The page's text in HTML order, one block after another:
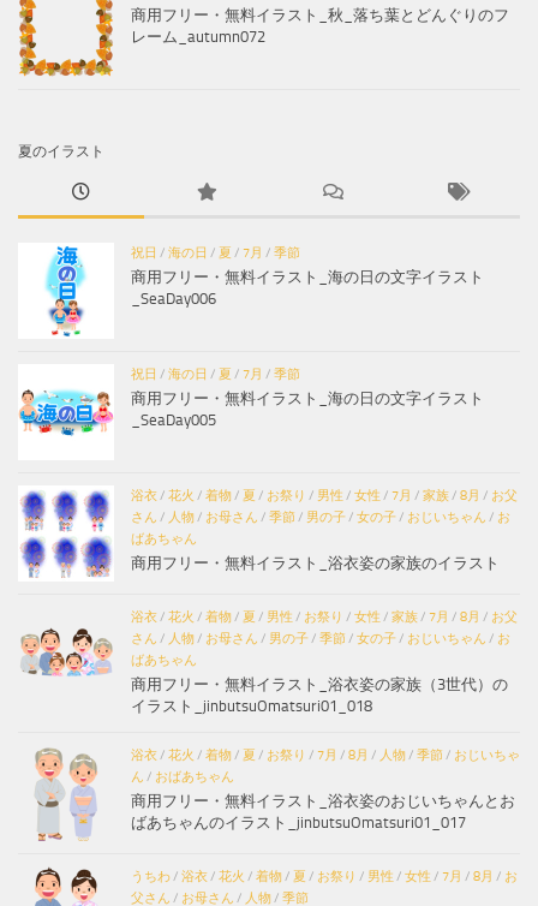
商用フリー・無料イラスト_秋_落ち葉とどんぐりのフ
レーム_autumn072
夏のイラスト
祝日 / 海の日 / 夏 / 7月 / 季節
商用フリー・無料イラスト_海の日の文字イラスト
_SeaDay006
祝日 / 海の日 / 夏 / 7月 / 季節
商用フリー・無料イラスト_海の日の文字イラスト
_SeaDay005
浴衣 / 花火 / 着物 / 夏 / お祭り / 男性 / 女性 / 7月 / 家族 / 8月 / お父
さん / 人物 / お母さん / 季節 / 男の子 / 女の子 / おじいちゃん / お
ばあちゃん
商用フリー・無料イラスト_浴衣姿の家族のイラスト
浴衣 / 花火 / 着物 / 夏 / 男性 / お祭り / 女性 / 家族 / 7月 / 8月 / お父
さん / 人物 / お母さん / 男の子 / 季節 / 女の子 / おじいちゃん / お
ばあちゃん
商用フリー・無料イラスト_浴衣姿の家族（3世代）の
イラスト_jinbutsuOmatsuri01_018
浴衣 / 花火 / 着物 / 夏 / お祭り / 7月 / 8月 / 人物 / 季節 / おじいちゃ
ん / おばあちゃん
商用フリー・無料イラスト_浴衣姿のおじいちゃんとお
ばあちゃんのイラスト_jinbutsuOmatsuri01_017
うちわ / 浴衣 / 花火 / 着物 / 夏 / お祭り / 男性 / 女性 / 7月 / 8月 / お
父さん / お母さん / 人物 / 季節